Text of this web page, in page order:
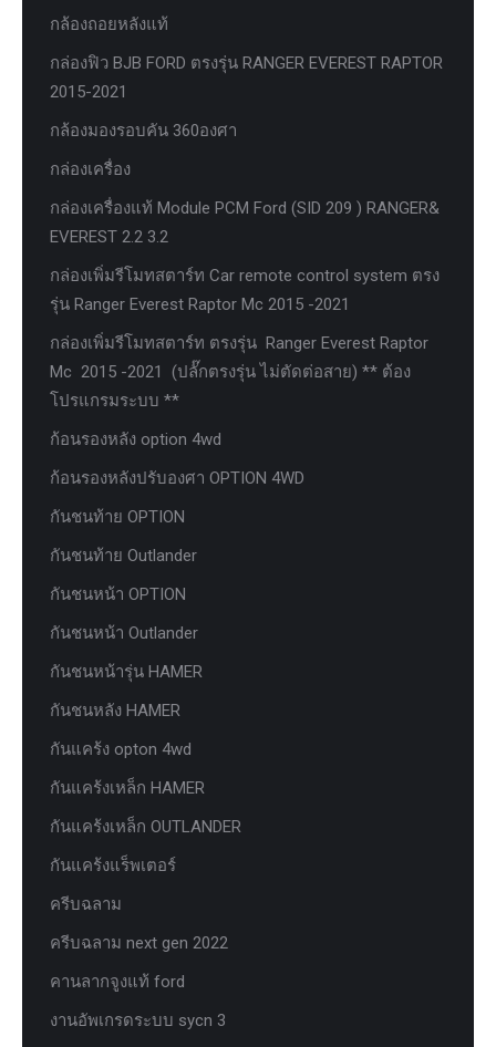
กล้องถอยหลังแท้
กล่องฟิว BJB FORD ตรงรุ่น RANGER EVEREST RAPTOR
2015-2021
กล้องมองรอบคัน 360องศา
กล่องเครื่อง
กล่องเครื่องแท้ Module PCM Ford (SID 209 ) RANGER&
EVEREST 2.2 3.2
กล่องเพิ่มรีโมทสตาร์ท Car remote control system ตรง
รุ่น Ranger Everest Raptor Mc 2015 -2021
กล่องเพิ่มรีโมทสตาร์ท ตรงรุ่น Ranger Everest Raptor
Mc 2015 -2021 (ปลั๊กตรงรุ่น ไม่ตัดต่อสาย) ** ต้อง
โปรแกรมระบบ **
ก้อนรองหลัง option 4wd
ก้อนรองหลังปรับองศา OPTION 4WD
กันชนท้าย OPTION
กันชนท้าย Outlander
กันชนหน้า OPTION
กันชนหน้า Outlander
กันชนหน้ารุ่น HAMER
กันชนหลัง HAMER
กันแคร้ง opton 4wd
กันแคร้งเหล็ก HAMER
กันแคร้งเหล็ก OUTLANDER
กันแคร้งแร็พเตอร์
ครีบฉลาม
ครีบฉลาม next gen 2022
คานลากจูงแท้ ford
งานอัพเกรดระบบ sycn 3